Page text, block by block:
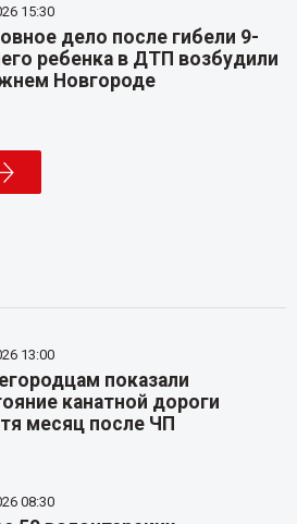
15:30
дело после гибели 9-
ребенка в ДТП возбудили
Новгороде
13:00
показали
канатной дороги
месяц после ЧП
08:30